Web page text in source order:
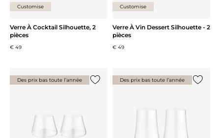
Customise
Verre À Cocktail Silhouette, 2
pièces
€ 49
Customise
Verre À Vin Dessert Silhouette - 2
pièces
€ 49
Des prix bas toute l’année Des prix bas toute l’année